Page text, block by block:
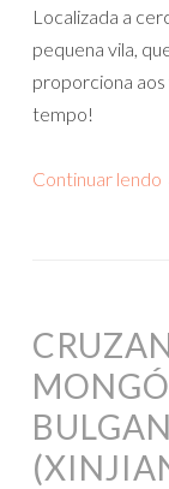
Localizada a
pequena vila,
proporciona
tempo!
Continuar lendo